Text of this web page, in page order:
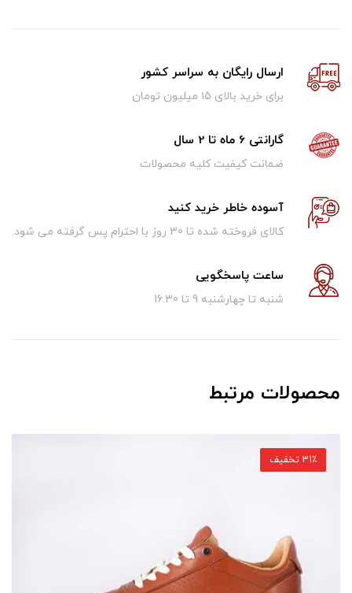
ارسال رایگان به سراسر کشور
برای خرید بالای ۱5 میلیون تومان
گارانتی 6 ماه تا 2 سال
ضمانت کیفیت کلیه محصولات
آسوده خاطر خرید کنید
کالای فروخته شده تا 30 روز با احترام پس گرفته می شود.
ساعت پاسخگویی
شنبه تا چهارشنبه 9 تا 16.30
محصولات مرتبط
31٪ تخفیف